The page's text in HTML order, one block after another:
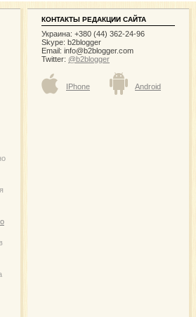
КОНТАКТЫ РЕДАКЦИИ САЙТА
Украина: +380 (44) 362-24-96
Skype: b2blogger
Email: info@b2blogger.com
Twitter: @b2blogger
IPhone Android